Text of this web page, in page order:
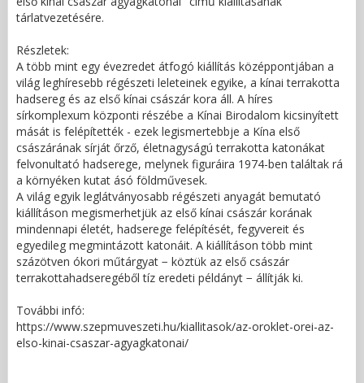
tárlatvezetésére.
Részletek:
A több mint egy évezredet átfogó kiállítás középpontjában a
világ leghíresebb régészeti leleteinek egyike, a kínai terrakotta
hadsereg és az első kínai császár kora áll. A híres
sírkomplexum központi részébe a Kínai Birodalom kicsinyített
mását is felépítették - ezek legismertebbje a Kína első
császárának sírját őrző, életnagyságú terrakotta katonákat
felvonultató hadserege, melynek figuráira 1974-ben találtak rá
a környéken kutat ásó földművesek.
A világ egyik leglátványosabb régészeti anyagát bemutató
kiállításon megismerhetjük az első kínai császár korának
mindennapi életét, hadserege felépítését, fegyvereit és
egyedileg megmintázott katonáit. A kiállításon több mint
százötven ókori műtárgyat − köztük az első császár
terrakottahadseregéből tíz eredeti példányt − állítják ki.
További infó:
https://www.szepmuveszeti.hu/kiallitasok/az-oroklet-orei-az-
elso-kinai-csaszar-agyagkatonai/